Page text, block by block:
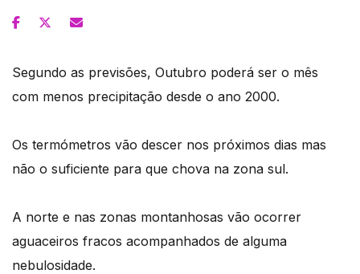
Segundo as previsões, Outubro poderá ser o mês
com menos precipitação desde o ano 2000.
Os termómetros vão descer nos próximos dias mas
não o suficiente para que chova na zona sul.
A norte e nas zonas montanhosas vão ocorrer
aguaceiros fracos acompanhados de alguma
nebulosidade.